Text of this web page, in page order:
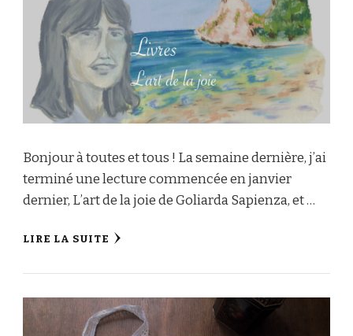
Bonjour à toutes et tous ! La semaine dernière, j’ai
terminé une lecture commencée en janvier
dernier, L’art de la joie de Goliarda Sapienza, et …
LIRE LA SUITE